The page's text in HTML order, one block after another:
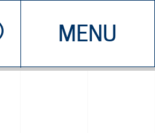
MENU
CHI SIAMO
EDDYBURG